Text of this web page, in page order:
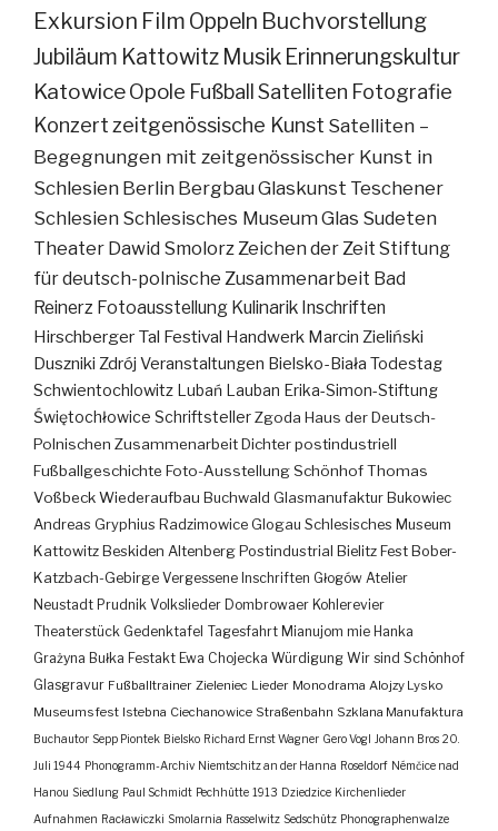
Exkursion Film Oppeln Buchvorstellung
Jubiläum Kattowitz Musik Erinnerungskultur
KatowiceOpole FußballSatelliten Fotografie
Konzertzeitgenössische Kunst Satelliten –
Begegnungen mit zeitgenössischer Kunst in
Schlesien Berlin BergbauGlaskunst Teschener
Schlesien Schlesisches MuseumGlas Sudeten
Theater Dawid SmolorzZeichen der Zeit Stiftung
für deutsch-polnische Zusammenarbeit Bad
Reinerz Fotoausstellung Kulinarik Inschriften
Hirschberger Tal Festival Handwerk Marcin Zieliński
Duszniki Zdrój Veranstaltungen Bielsko-Biała Todestag
Schwientochlowitz Lubań Lauban Erika-Simon-Stiftung
Świętochłowice SchriftstellerZgoda Haus der Deutsch-
Polnischen ZusammenarbeitDichterpostindustriell
Fußballgeschichte Foto-AusstellungSchönhofThomas
VoßbeckWiederaufbau Buchwald Glasmanufaktur Bukowiec
Andreas Gryphius Radzimowice Glogau Schlesisches Museum
Kattowitz Beskiden Altenberg Postindustrial Bielitz Fest Bober-
Katzbach-Gebirge Vergessene Inschriften Głogów Atelier
Neustadt Prudnik Volkslieder Dombrowaer Kohlerevier
Theaterstück Gedenktafel Tagesfahrt Mianujom mie Hanka
Grażyna Bułka Festakt Ewa Chojecka Würdigung Wir sind Schönhof
Glasgravur Fußballtrainer Zieleniec Lieder Monodrama Alojzy Lysko
Museumsfest Istebna Ciechanowice Straßenbahn Szklana Manufaktura
Buchautor Sepp Piontek Bielsko Richard Ernst Wagner Gero Vogl Johann Bros 20.
Juli 1944 Phonogramm-Archiv Niemtschitz an der Hanna Roseldorf Némčice nad
Hanou Siedlung Paul Schmidt Pechhütte 1913 Dziedzice Kirchenlieder
Aufnahmen Racławiczki Smolarnia Rasselwitz Sedschütz Phonographenwalze